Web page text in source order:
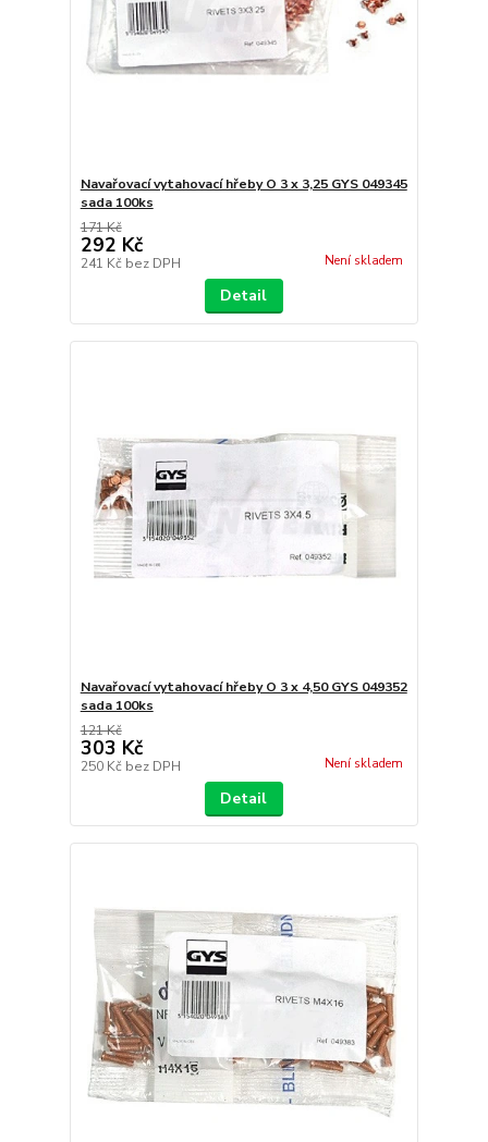
Navařovací vytahovací hřeby O 3 x 3,25 GYS 049345
sada 100ks
171 Kč
292 Kč
241 Kč bez DPH Není skladem
Detail
Navařovací vytahovací hřeby O 3 x 4,50 GYS 049352
sada 100ks
121 Kč
303 Kč
250 Kč bez DPH Není skladem
Detail